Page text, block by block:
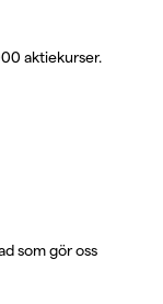
aktiekurser.
som gör oss